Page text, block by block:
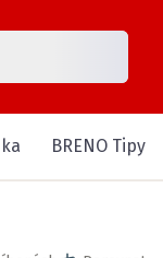
BRENO Tipy